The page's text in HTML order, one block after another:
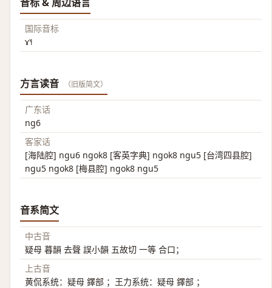
国际音标
ɤ˥˧
方言读音 （旧版简文）
广东话
ng6
客家话
[海陆腔] ngu6 ngok8 [客英字典] ngok8 ngu5 [台湾四县腔]
ngu5 ngok8 [梅县腔] ngok8 ngu5
音系简文
中古音
疑母 暮韻 去聲 誤小韻 五故切 一等 合口；
上古音
黄侃系统：疑母 鐸部 ；王力系统：疑母 鐸部 ；